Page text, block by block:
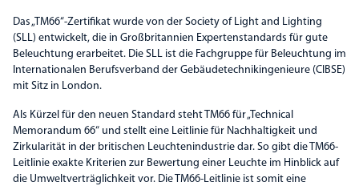
Das „TM66“-Zertifikat wurde von der Society of Light and Lighting
(SLL) entwickelt, die in Großbritannien Expertenstandards für gute
Beleuchtung erarbeitet. Die SLL ist die Fachgruppe für Beleuchtung im
Internationalen Berufsverband der Gebäudetechnikingenieure (CIBSE)
mit Sitz in London.
Als Kürzel für den neuen Standard steht TM66 für „Technical
Memorandum 66“ und stellt eine Leitlinie für Nachhaltigkeit und
Zirkularität in der britischen Leuchtenindustrie dar. So gibt die TM66-
Leitlinie exakte Kriterien zur Bewertung einer Leuchte im Hinblick auf
die Umweltverträglichkeit vor. Die TM66-Leitlinie ist somit eine